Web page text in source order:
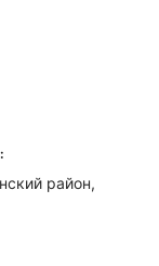
район,